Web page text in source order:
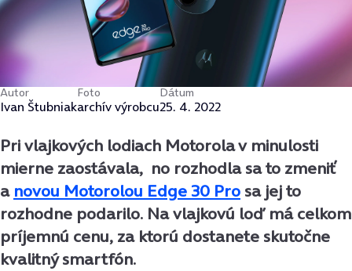
Autor
Ivan Štubniak
Foto
archív výrobcu
Dátum
25. 4. 2022
Pri vlajkových lodiach Motorola v minulosti
mierne zaostávala, no rozhodla sa to zmeniť
a novou Motorolou Edge 30 Pro sa jej to
rozhodne podarilo. Na vlajkovú loď má celkom
príjemnú cenu, za ktorú dostanete skutočne
kvalitný smartfón.